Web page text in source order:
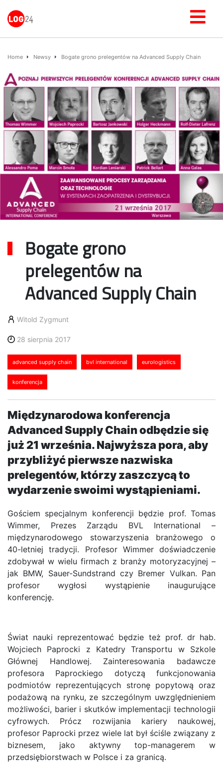
Home Newsy Bogate grono prelegentów na Advanced Supply Chain
Bogate grono
prelegentów na
Advanced Supply Chain
Witold Zygmunt
28 sierpnia 2017
advanced supply chain bvl international eurologistics
konferencja
Międzynarodowa konferencja
Advanced Supply Chain odbędzie się
już 21 września. Najwyższa pora, aby
przybliżyć pierwsze nazwiska
prelegentów, którzy zaszczycą to
wydarzenie swoimi wystąpieniami.
Gościem specjalnym konferencji będzie prof. Tomas
Wimmer, Prezes Zarządu BVL International –
międzynarodowego stowarzyszenia branżowego o
40-letniej tradycji. Profesor Wimmer doświadczenie
zdobywał w wielu firmach z branży motoryzacyjnej –
jak BMW, Sauer-Sundstrand czy Bremer Vulkan. Pan
profesor wygłosi wystąpienie inaugurujące
konferencję.
Świat nauki reprezentować będzie też prof. dr hab.
Wojciech Paprocki z Katedry Transportu w Szkole
Głównej Handlowej. Zainteresowania badawcze
profesora Paprockiego dotyczą funkcjonowania
podmiotów reprezentujących stronę popytową oraz
podażową na rynku, ze szczególnym uwzględnieniem
możliwości, barier i skutków implementacji technologii
cyfrowych. Prócz rozwijania kariery naukowej,
profesor Paprocki przez wiele lat był ściśle związany z
biznesem, jako aktywny top-managerem w
przedsiębiorstwach w Polsce i za granicą.